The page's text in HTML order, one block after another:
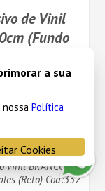
de Vinil
(Fundo
sem
Branco)
Colorida 4x0
vinil BRANCO
(Reto) Cod:332
a sua
Política
Cookies